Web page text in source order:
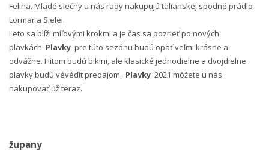
Felina. Mladé slečny u nás rady nakupujú talianskej spodné prádlo
Lormar a Sielei.
Leto sa blíži míľovými krokmi a je čas sa pozrieť po nových
plavkách. Plavky pre túto sezónu budú opäť veľmi krásne a
odvážne. Hitom budú bikini, ale klasické jednodielne a dvojdielne
plavky budú vévédit predajom. Plavky 2021 môžete u nás
nakupovať už teraz.
župany